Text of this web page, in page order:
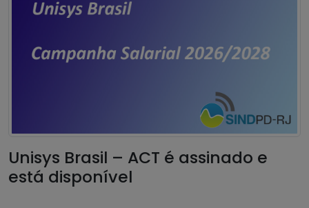
Unisys Brasil – ACT é assinado e
está disponível